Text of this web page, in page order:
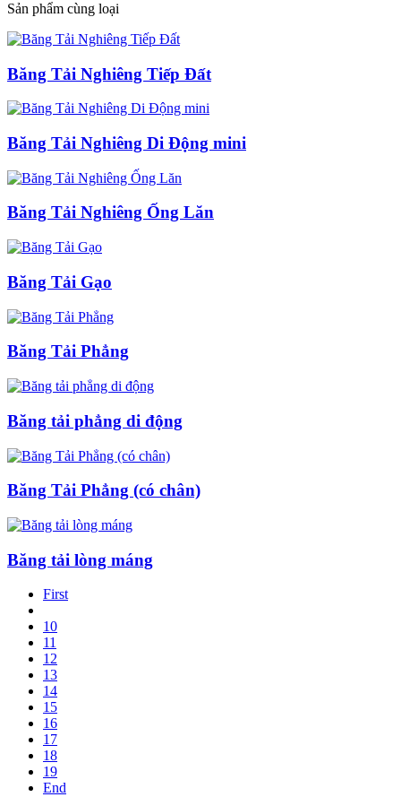
Sản phẩm cùng loại
Băng Tải Nghiêng Tiếp Đất
Băng Tải Nghiêng Di Động mini
Băng Tải Nghiêng Ống Lăn
Băng Tải Gạo
Băng Tải Phẳng
Băng tải phẳng di động
Băng Tải Phẳng (có chân)
Băng tải lòng máng
First
10
11
12
13
14
15
16
17
18
19
End